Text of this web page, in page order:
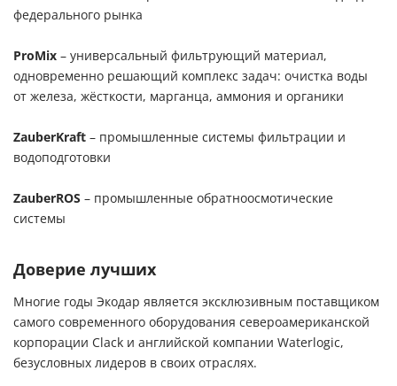
федерального рынка
ProMix – универсальный фильтрующий материал,
одновременно решающий комплекс задач: очистка воды
от железа, жёсткости, марганца, аммония и органики
ZauberKraft – промышленные системы фильтрации и
водоподготовки
ZauberROS – промышленные обратноосмотические
системы
Доверие лучших
Многие годы Экодар является эксклюзивным поставщиком
самого современного оборудования североамериканской
корпорации Clack и английской компании Waterlogic,
безусловных лидеров в своих отраслях.